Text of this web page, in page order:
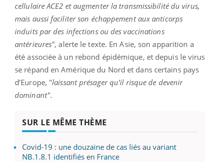
cellulaire ACE2 et augmenter la transmissibilité du virus,
mais aussi faciliter son échappement aux anticorps
induits par des infections ou des vaccinations
antérieures", alerte le texte. En Asie, son apparition a
été associée à un rebond épidémique, et depuis le virus
se répand en Amérique du Nord et dans certains pays
d’Europe, "laissant présager qu’il risque de devenir
dominant".
SUR LE MÊME THÈME
Covid-19 : une douzaine de cas liés au variant
NB.1.8.1 identifiés en France